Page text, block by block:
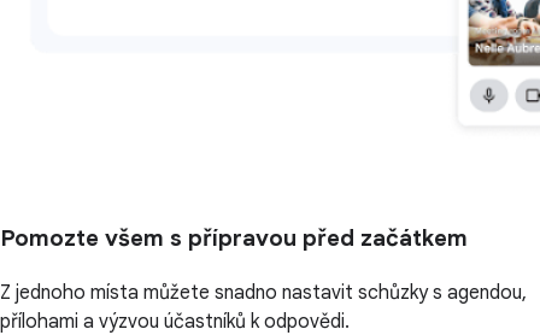
Pomozte všem s přípravou před začátkem
Z jednoho místa můžete snadno nastavit schůzky s agendou,
přílohami a výzvou účastníků k odpovědi.